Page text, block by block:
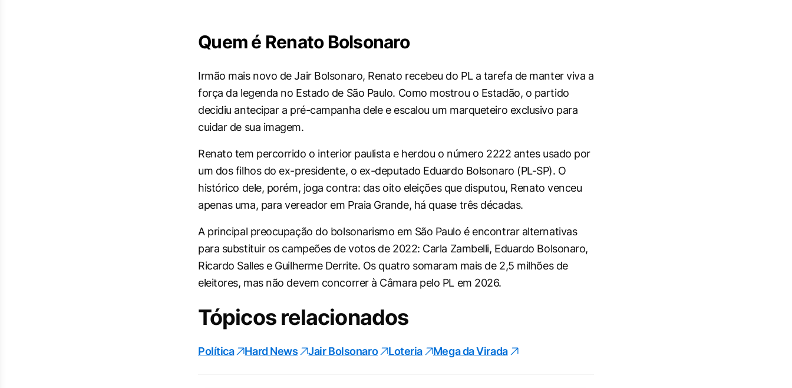
Quem é Renato Bolsonaro
Irmão mais novo de Jair Bolsonaro, Renato recebeu do PL a tarefa de manter viva a
força da legenda no Estado de São Paulo. Como mostrou o Estadão, o partido
decidiu antecipar a pré-campanha dele e escalou um marqueteiro exclusivo para
cuidar de sua imagem.
Renato tem percorrido o interior paulista e herdou o número 2222 antes usado por
um dos filhos do ex-presidente, o ex-deputado Eduardo Bolsonaro (PL-SP). O
histórico dele, porém, joga contra: das oito eleições que disputou, Renato venceu
apenas uma, para vereador em Praia Grande, há quase três décadas.
A principal preocupação do bolsonarismo em São Paulo é encontrar alternativas
para substituir os campeões de votos de 2022: Carla Zambelli, Eduardo Bolsonaro,
Ricardo Salles e Guilherme Derrite. Os quatro somaram mais de 2,5 milhões de
eleitores, mas não devem concorrer à Câmara pelo PL em 2026.
Tópicos relacionados
Política Hard News Jair Bolsonaro Loteria Mega da Virada